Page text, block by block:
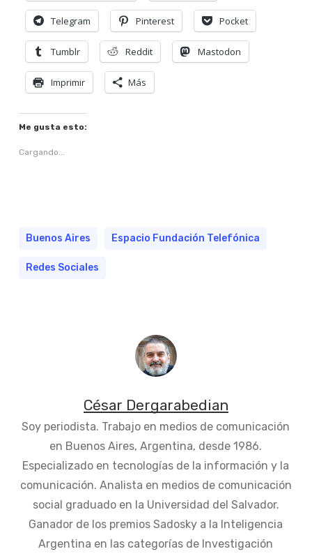
Telegram Pinterest Pocket
Tumblr Reddit Mastodon
Imprimir Más
Me gusta esto:
Cargando...
Buenos Aires Espacio Fundación Telefónica
Redes Sociales
César Dergarabedian
Soy periodista. Trabajo en medios de comunicación
en Buenos Aires, Argentina, desde 1986.
Especializado en tecnologías de la información y la
comunicación. Analista en medios de comunicación
social graduado en la Universidad del Salvador.
Ganador de los premios Sadosky a la Inteligencia
Argentina en las categorías de Investigación